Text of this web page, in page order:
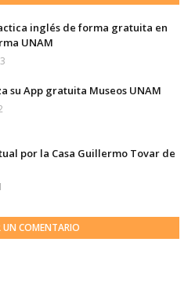
inglés de forma gratuita en
UNAM
su App gratuita Museos UNAM
por la Casa Guillermo Tovar de
UN COMENTARIO